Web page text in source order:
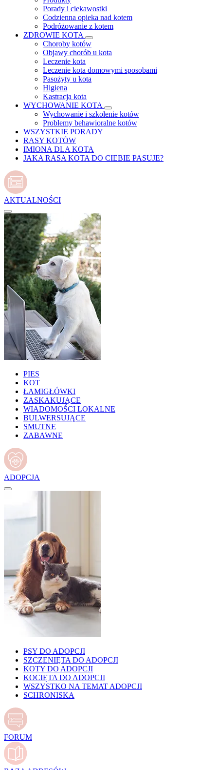
Porady i ciekawostki
Codzienna opieka nad kotem
Podróżowanie z kotem
ZDROWIE KOTA
Choroby kotów
Objawy chorób u kota
Leczenie kota
Leczenie kota domowymi sposobami
Pasożyty u kota
Higiena
Kastracja kota
WYCHOWANIE KOTA
Wychowanie i szkolenie kotów
Problemy behawioralne kotów
WSZYSTKIE PORADY
RASY KOTÓW
IMIONA DLA KOTA
JAKA RASA KOTA DO CIEBIE PASUJE?
AKTUALNOŚCI
PIES
KOT
ŁAMIGŁÓWKI
ZASKAKUJĄCE
WIADOMOŚCI LOKALNE
BULWERSUJĄCE
SMUTNE
ZABAWNE
ADOPCJA
PSY DO ADOPCJI
SZCZENIĘTA DO ADOPCJI
KOTY DO ADOPCJI
KOCIĘTA DO ADOPCJI
WSZYSTKO NA TEMAT ADOPCJI
SCHRONISKA
FORUM